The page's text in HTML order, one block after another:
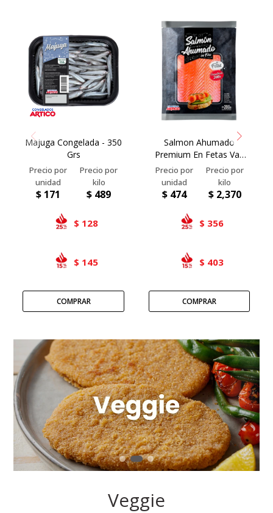
Majuga Congelada - 350
Grs
$ 171 $ 489
$ 128
$ 145
Salmon Ahumado
Premium En Fetas Vac
Pac - 200 Grs
$ 474 $ 2,370
$ 356
$ 403
Veggie